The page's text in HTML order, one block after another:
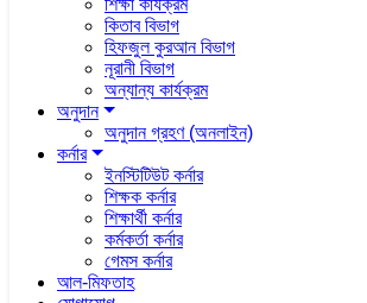
শিক্ষা কার্যক্রম
কিতাব বিভাগ
হিফজুল কুরআন বিভাগ
নূরানী বিভাগ
অন্যান্য কার্যক্রম
অনুদান
অনুদান গ্রহণ (অনলাইন)
কর্নার
ইনস্টিটিউট কর্নার
শিক্ষক কর্নার
শিক্ষার্থী কর্নার
কর্মকর্তা কর্নার
গেমস কর্নার
আল-মিফতাহ